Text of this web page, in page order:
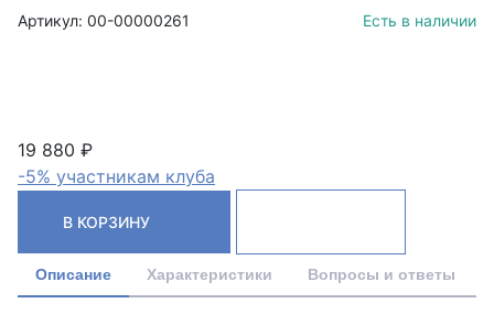
Артикул: 00-00000261 Есть в наличии
19 880 ₽
-5% участникам клуба
В КОРЗИНУ
Описание Характеристики Вопросы и ответы